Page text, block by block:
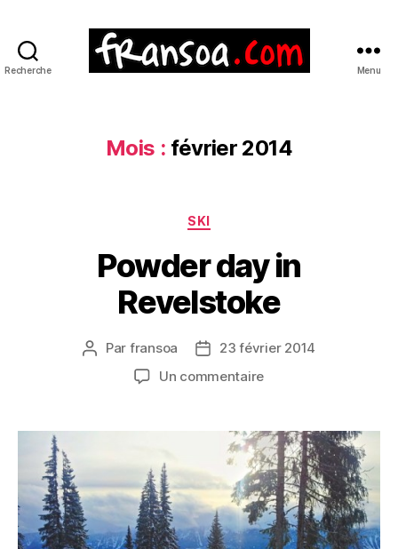
Recherche Menu
Mois : février 2014
Catégories
SKI
Powder day in
Revelstoke
Auteur
Par fransoa
Date23 février 2014
Un commentairesur
in
Revelstoke